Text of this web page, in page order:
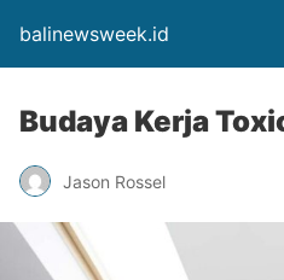
balinewsweek.id
Budaya Kerja
Jason Rossel